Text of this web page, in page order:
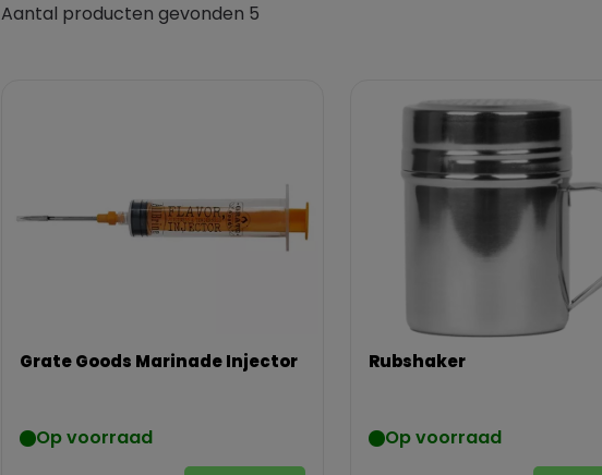
Aantal producten gevonden 5
Grate Goods Marinade Injector
Op voorraad
Rubshaker
Op voorraad